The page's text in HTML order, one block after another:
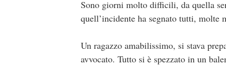
Sono giorni molto difficili, da quella
quell’incidente ha segnato tutti, molte
Un ragazzo amabilissimo, si stava
avvocato. Tutto si è spezzato in un